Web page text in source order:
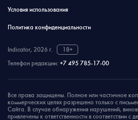
Условия использования
Политика конфиденциальности
Indicator, 2026 г.
18+
Телефон редакции: +7 495 785-17-00
Все права защищены. Полное или частичное
коммерческих целях разрешено только с
Сайта. В случае обнаружения нарушений,
привлечены к ответственности в соответствии с